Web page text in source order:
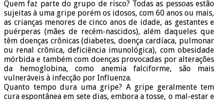
Quem faz parte do grupo de risco? Todas as pessoas estão
sujeitas à uma gripe porém os idosos, com 60 anos ou mais,
as crianças menores de cinco anos de idade, as gestantes e
puérperas (mães de recém-nascidos), além daqueles que
têm doenças crônicas (diabetes, doença cardíaca, pulmonar
ou renal crônica, deficiência imunológica), com obesidade
mórbida e também com doenças provocadas por alterações
da hemoglobina, como anemia falciforme, são mais
vulneráveis à infecção por Influenza.
Quanto tempo dura uma gripe? A gripe geralmente tem
cura espontânea em sete dias, embora a tosse, o mal-estar e